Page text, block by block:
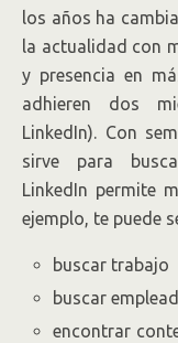
los años ha
la actualidad con
y presencia en
adhieren dos
LinkedIn). Con
sirve para
LinkedIn permite
ejemplo, te puede
buscar trabajo
buscar
encontrar